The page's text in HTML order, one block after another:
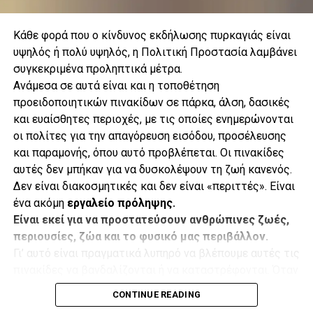
Κάθε υδροβόλο έχει εμβέλεια περίπου 73 μέτρων, ενώ η
γεώτρηση φτάνει σε βάθος 113 μέτρων. Παράλληλα, ο
διαθέτει πρόσθετα οχήματα και εναλλακτικά μέσα
υποστήριξης και πυρόσβεσης.
.
.
.
Κάθε φορά που ο κίνδυνος εκδήλωσης πυρκαγιάς είναι
υψηλός ή πολύ υψηλός, η Πολιτική Προστασία λαμβάνει
συγκεκριμένα προληπτικά μέτρα.
Ανάμεσα σε αυτά είναι και η τοποθέτηση
προειδοποιητικών πινακίδων σε πάρκα, άλση, δασικές
και ευαίσθητες περιοχές, με τις οποίες ενημερώνονται
οι πολίτες για την απαγόρευση εισόδου, προσέλευσης
και παραμονής, όπου αυτό προβλέπεται. Οι πινακίδες
αυτές δεν μπήκαν για να δυσκολέψουν τη ζωή κανενός.
Δεν είναι διακοσμητικές και δεν είναι «περιττές». Είναι
ένα ακόμηεργαλείο πρόληψης.
Είναι εκεί για να προστατεύσουν ανθρώπινες ζωές,
περιουσίες, ζώα και το φυσικό μας περιβάλλον.
καταστρέφουμε μια προειδοποίηση κινδύνου, στην
ουσία αφαιρούμε ένα μικρό αλλά σημαντικό κομμάτι
CONTINUE READING